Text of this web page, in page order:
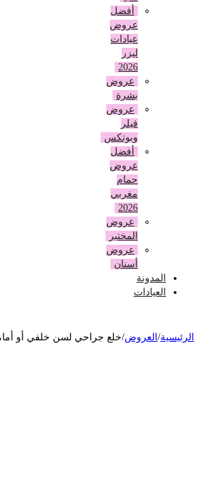
أفضل
عروض
عيادات
عروض
بشرة
عروض
وبوتكس
أفضل
عروض
حمام
مغربي
عروض
المختبر
عروض
أسنان
المدونة
العيادات
/العروض خلع جراحي لسن خلفي أو أمامي